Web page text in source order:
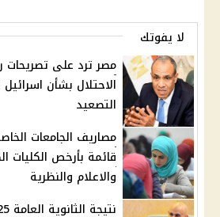
لا يفوتك
مصر ترد على
الاحتلال بشأن
التصعيد
قائمة بأرخص الكليات
والاعلام والنظرية